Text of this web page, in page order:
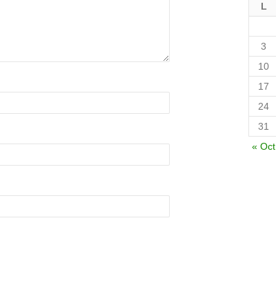
L
3
10
17
24
31
« Oct